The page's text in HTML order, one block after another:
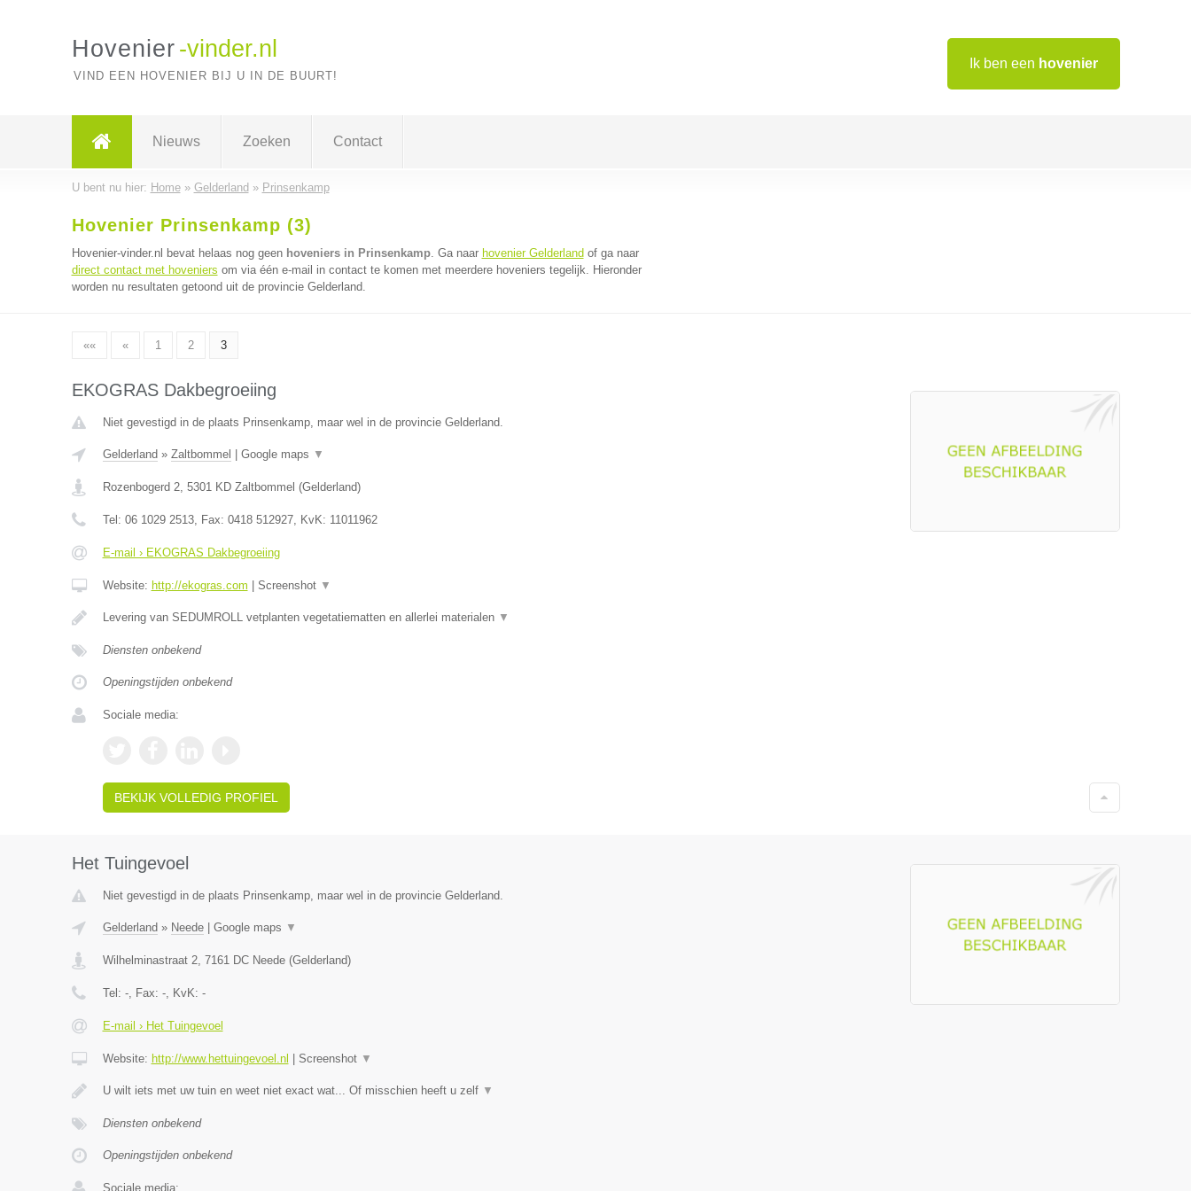
Ik ben een hovenier
Hovenier -vinder.nl
VIND EEN HOVENIER BIJ U IN DE BUURT!
Nieuws Zoeken Contact
U bent nu hier: Home» Gelderland » Prinsenkamp
Hovenier Prinsenkamp (3)
Hovenier-vinder.nl bevat helaas nog geen hoveniers in Prinsenkamp. Ga naar hovenier Gelderland of ga naar
direct contact met hoveniers om via één e-mail in contact te komen met meerdere hoveniers tegelijk. Hieronder
worden nu resultaten getoond uit de provincie Gelderland.
«« « 1 2 3
EKOGRAS Dakbegroeiing
Niet gevestigd in de plaats Prinsenkamp, maar wel in de provincie Gelderland.
Gelderland » Zaltbommel Google maps ▼
Rozenbogerd 2, 5301 KD Zaltbommel (Gelderland)
Tel: 06 1029 2513, Fax: 0418 512927, KvK: 11011962
E-mail › EKOGRAS Dakbegroeiing
Website: http://ekogras.com Screenshot ▼
Levering van SEDUMROLL vetplanten vegetatiematten en allerlei materialen ▼
Diensten onbekend
Openingstijden onbekend
Sociale media:
BEKIJK VOLLEDIG PROFIEL
Het Tuingevoel
Niet gevestigd in de plaats Prinsenkamp, maar wel in de provincie Gelderland.
Gelderland » Neede| Google maps ▼
Wilhelminastraat 2, 7161 DC Neede(Gelderland)
Tel: -, Fax: -, KvK: -
E-mail › Het Tuingevoel
Website: http://www.hettuingevoel.nl Screenshot ▼
U wilt iets met uw tuin en weet niet exact wat... Of misschien heeft u zelf ▼
Diensten onbekend
Openingstijden onbekend
Sociale media: